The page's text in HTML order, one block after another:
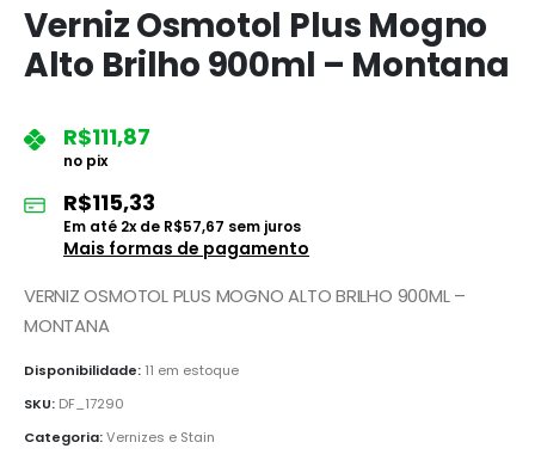
Verniz Osmotol Plus Mogno
Alto Brilho 900ml – Montana
R$111,87
no pix
R$115,33
Em até 2x de R$57,67 sem juros
Mais formas de pagamento
VERNIZ OSMOTOL PLUS MOGNO ALTO BRILHO 900ML –
MONTANA
Disponibilidade: 11 em estoque
SKU: DF_17290
Categoria:Vernizes e Stain